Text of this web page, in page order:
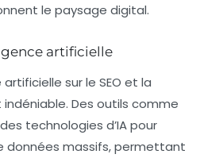
le paysage digital.
artificielle
sur le SEO et la
Des outils comme
technologies d’IA pour
données massifs, permettant